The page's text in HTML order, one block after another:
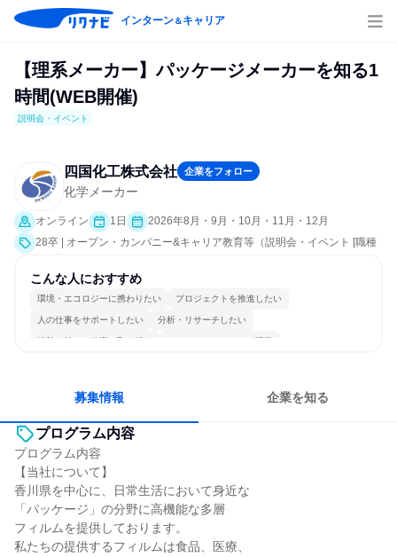
インターン＆キャリア
【理系メーカー】パッケージメーカーを知る1
時間(WEB開催)
説明会・イベント
四国化工株式会社 企業をフォロー
化学メーカー
オンライン 1日
2026年8月・9月・10月・11月・12月
28卒 | オープン・カンパニー&キャリア教育等（説明会・イベント [職種
こんな人におすすめ
環境・エコロジーに携わりたい プロジェクトを推進したい
人の仕事をサポートしたい 分析・リサーチしたい
情熱を持って仕事に取り組む コミュニケーションが活発
募集情報 企業を知る
プログラム内容
プログラム内容
【当社について】
香川県を中心に、日常生活において身近な
「パッケージ」の分野に高機能な多層
フィルムを提供しております。
私たちの提供するフィルムは食品、医療、